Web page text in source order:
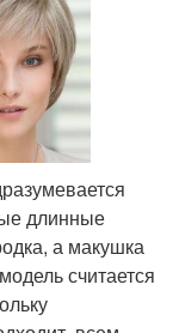
длинные
а макушка
считается